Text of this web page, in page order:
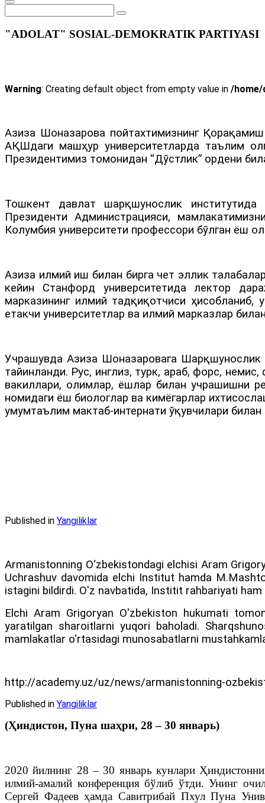
"ADOLAT" SOSIAL-DEMOKRATIK PARTIYASI
Warning: Creating default object from empty value in /home/
Азиза Шоназарова пойтахтимизнинг
АҚШдаги машҳур университетларда таълим
Президентимиз томонидан “Дўстлик” ордени
Тошкент давлат шарқшунослик институтида
Президенти Администрацияси,
Колумбия университети профессори бўлган ёш
Азиза илмий иш билан бирга чет эллик
кейин Станфорд университетида лектор
марказининг илмий тадқиқотчиси
етакчи университетлар ва илмий марказлар
Учрашувда Азиза Шоназаровага Шарқшунослик
тайинланди. Рус, инглиз, турк, араб, форс,
вакиллари, олимлар, ёшлар билан учрашишни
номидаги ёш биологлар ва кимёгарлар
умумтаълим мактаб-интернати ўқувчилари
Published in Yangiliklar
Armanistonning O‘zbekistondagi elchisi Aram
Uchrashuv davomida elchi Institut hamda
istagini bildirdi. O'z navbatida, Institit rahbariyati
Elchi Aram Grigoryan O'zbekiston hukumati
yaratilgan sharoitlarni yuqori baholadi.
mamlakatlar o'rtasidagi munosabatlarni
http://academy.uz/uz/news/armanistonning-
Published in Yangiliklar
(Ҳиндистон, Пуна шаҳри, 28 – 30 январь)
2020 йилнинг 28 – 30 январь кунлари
илмий-амалий конференция бўлиб ўтди. Унинг
Сергей Фадеев ҳамда Савитрибай Пхул Пуна